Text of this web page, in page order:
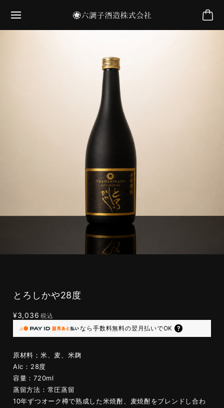
とろしかや28度
¥3,036 税込
なら 手数料無料の翌月払いでOK
原材料；米、麦、米麹
Alc：28度
容量：720ml
蒸留方法：常圧蒸留
10年ずつオーク樽で熟成した米焼酎、麦焼酎をブレンドし合わ